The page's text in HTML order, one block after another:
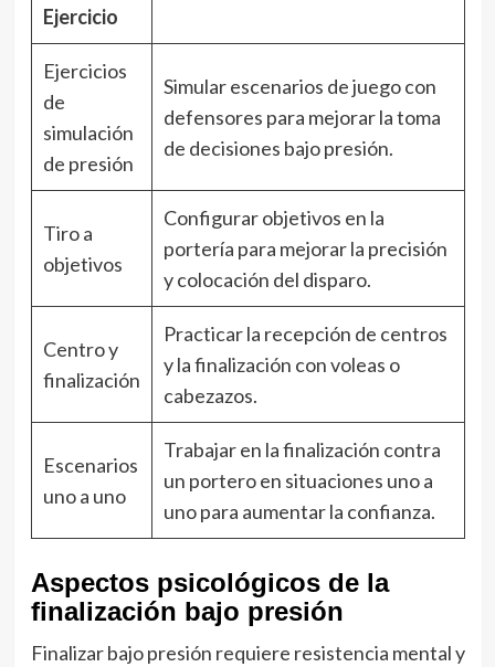
Ejercicio
Ejercicios
de
simulación
de presión
Simular escenarios de juego con
defensores para mejorar la toma
de decisiones bajo presión.
Tiro a
objetivos
Configurar objetivos en la
portería para mejorar la precisión
y colocación del disparo.
Centro y
finalización
Practicar la recepción de centros
y la finalización con voleas o
cabezazos.
Escenarios
uno a uno
Trabajar en la finalización contra
un portero en situaciones uno a
uno para aumentar la confianza.
Aspectos psicológicos de la
finalización bajo presión
Finalizar bajo presión requiere resistencia mental y